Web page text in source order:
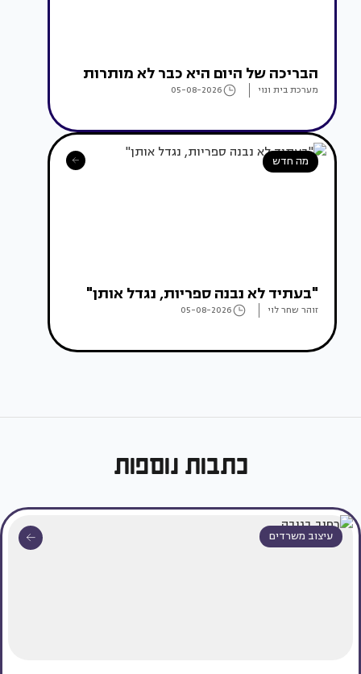
הבריכה של היום היא כבר לא מותרות
מערכת בית ונוי 05-08-2026
מה חדש
"בעתיד לא נבנה ספריות, נגדל אותן"
זוהר שחר לוי 05-08-2026
כתבות נוספות
עיצוב משרדים